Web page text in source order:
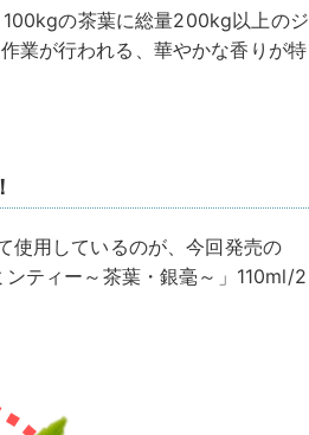
100kgの茶葉に総量200kg以上のジ
業が行われる、華やかな香りが特
使用しているのが、今回発売の
ティー～茶葉・銀毫～」110ml/2